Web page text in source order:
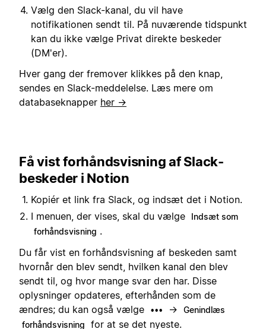
Vælg den Slack-kanal, du vil have
notifikationen sendt til. På nuværende tidspunkt
kan du ikke vælge Privat direkte beskeder
(DM'er).
Hver gang der fremover klikkes på den knap,
sendes en Slack-meddelelse. Læs mere om
databaseknapper her →
Få vist forhåndsvisning af Slack-
beskeder i Notion
Kopiér et link fra Slack, og indsæt det i Notion.
I menuen, der vises, skal du vælge
Indsæt som
forhåndsvisning .
Du får vist en forhåndsvisning af beskeden samt
hvornår den blev sendt, hvilken kanal den blev
sendt til, og hvor mange svar den har. Disse
oplysninger opdateres, efterhånden som de
ændres; du kan også vælge
••• →
Genindlæs
forhåndsvisning
for at se det nyeste.